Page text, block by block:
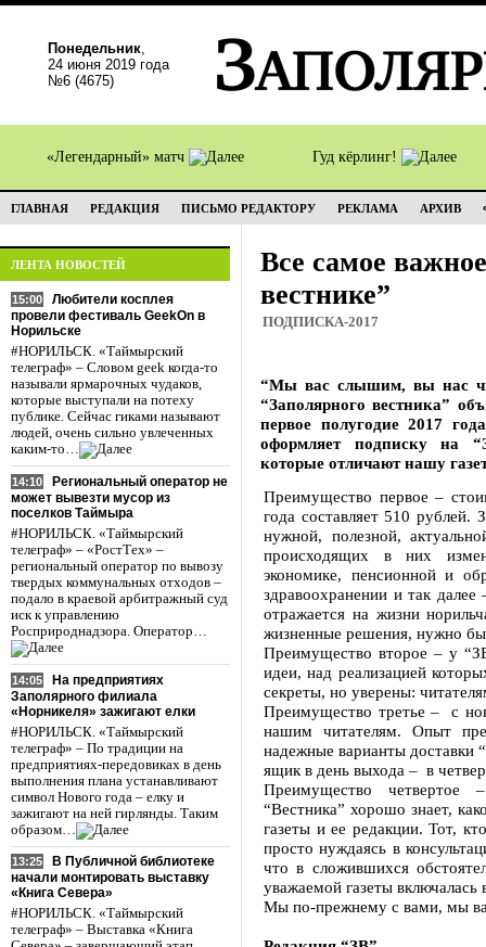
Понедельник,
24 июня 2019 года
№6 (4675)
«Легендарный» матч Гуд кёрлинг!
ГЛАВНАЯ РЕДАКЦИЯ ПИСЬМО РЕДАКТОРУ РЕКЛАМА АРХИВ
ЛЕНТА НОВОСТЕЙ
15:00
Любители косплея
провели фестиваль GeekOn в
Норильске
#НОРИЛЬСК. «Таймырский
телеграф» – Словом geek когда-то
называли ярмарочных чудаков,
которые выступали на потеху
публике. Сейчас гиками называют
людей, очень сильно увлеченных
каким-то…
14:10
Региональный оператор не
может вывезти мусор из
поселков Таймыра
#НОРИЛЬСК. «Таймырский
телеграф» – «РостТех» –
региональный оператор по вывозу
твердых коммунальных отходов –
подало в краевой арбитражный суд
иск к управлению
Росприроднадзора. Оператор…
14:05
На предприятиях
Заполярного филиала
«Норникеля» зажигают елки
#НОРИЛЬСК. «Таймырский
телеграф» – По традиции на
предприятиях-передовиках в день
выполнения плана устанавливают
символ Нового года – елку и
зажигают на ней гирлянды. Таким
образом…
13:25
В Публичной библиотеке
начали монтировать выставку
«Книга Севера»
#НОРИЛЬСК. «Таймырский
телеграф» – Выставка «Книга
Все самое
вестнике”
ПОДПИСКА-2017
“Мы вас слышим, вы нас
“Заполярного вестника”
первое полугодие 2017
оформляет подписку на
которые отличают нашу
Преимущество первое –
года составляет 510 рублей.
нужной, полезной,
происходящих в них
экономике, пенсионной и
здравоохранении и так
отражается на жизни
жизненные решения, нужно
Преимущество второе – у
идеи, над реализацией
секреты, но уверены:
Преимущество третье – с
нашим читателям. Опыт
надежные варианты доставки
ящик в день выхода – в
Преимущество
“Вестника” хорошо знает,
газеты и ее редакции. Тот,
просто нуждаясь в
что в сложившихся
уважаемой газеты
Мы по-прежнему с вами, мы